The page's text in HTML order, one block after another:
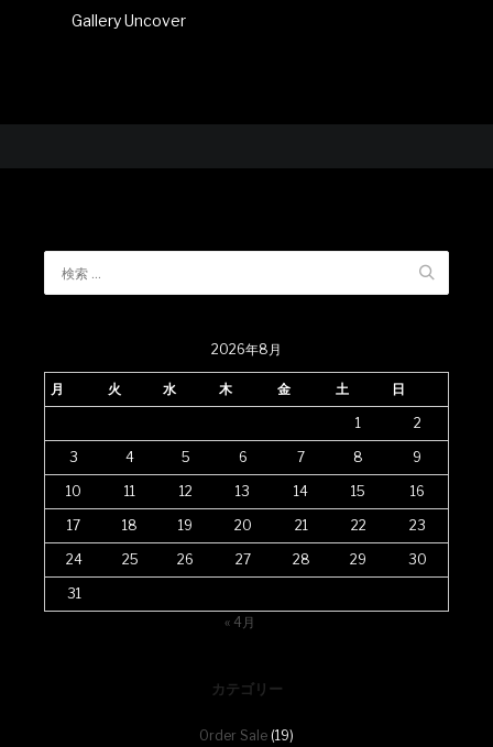
Gallery Uncover
2026年8月
月 火 水 木 金 土 日
1 2
3 4 5 6 7 8 9
10 11 12 13 14 15 16
17 18 19 20 21 22 23
24 25 26 27 28 29 30
31
« 4月
カテゴリー
Order Sale (19)